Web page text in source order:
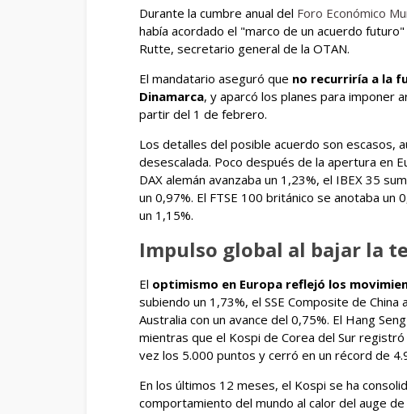
Durante la cumbre anual del Foro Económico
había acordado el "marco de un acuerdo
Rutte, secretario general de la OTAN.
El mandatario aseguró que no recurriría a la
Dinamarca, y aparcó los planes para imponer
partir del 1 de febrero.
Los detalles del posible acuerdo son escasos,
desescalada. Poco después de la apertura en
DAX alemán avanzaba un 1,23%, el IBEX 35
un 0,97%. El FTSE 100 británico se anotaba un
un 1,15%.
Impulso global al bajar la
El optimismo en Europa reflejó los
subiendo un 1,73%, el SSE Composite de China
Australia con un avance del 0,75%. El Hang
mientras que el Kospi de Corea del Sur
vez los 5.000 puntos y cerró en un récord de
En los últimos 12 meses, el Kospi se ha
comportamiento del mundo al calor del auge